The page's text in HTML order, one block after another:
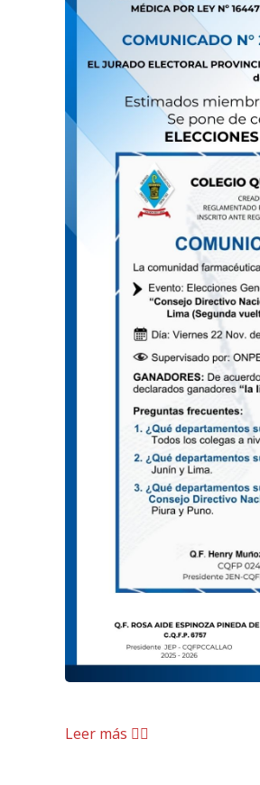
Leer más